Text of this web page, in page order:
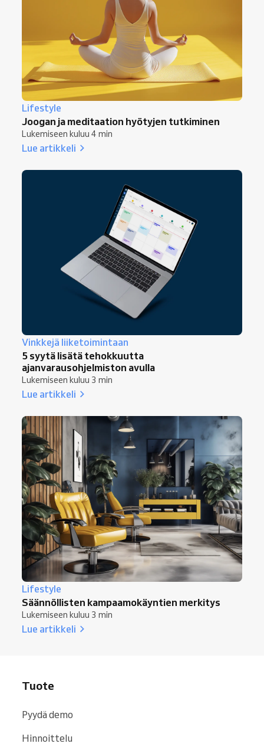
Lifestyle
Joogan ja meditaation hyötyjen tutkiminen
Lukemiseen kuluu 4 min
Lue artikkeli
Vinkkejä liiketoimintaan
5 syytä lisätä tehokkuutta
ajanvarausohjelmiston avulla
Lukemiseen kuluu 3 min
Lue artikkeli
Lifestyle
Säännöllisten kampaamokäyntien merkitys
Lukemiseen kuluu 3 min
Lue artikkeli
Tuote
Pyydä demo
Hinnoittelu